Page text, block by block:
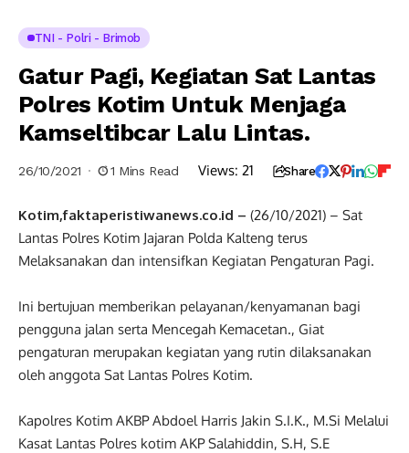
TNI - Polri - Brimob
Gatur Pagi, Kegiatan Sat Lantas
Polres Kotim Untuk Menjaga
Kamseltibcar Lalu Lintas.
26/10/2021 1 Mins Read Views: 21 Share
Kotim,faktaperistiwanews.co.id – (26/10/2021) – Sat
Lantas Polres Kotim Jajaran Polda Kalteng terus
Melaksanakan dan intensifkan Kegiatan Pengaturan Pagi.
Ini bertujuan memberikan pelayanan/kenyamanan bagi
pengguna jalan serta Mencegah Kemacetan., Giat
pengaturan merupakan kegiatan yang rutin dilaksanakan
oleh anggota Sat Lantas Polres Kotim.
Kapolres Kotim AKBP Abdoel Harris Jakin S.I.K., M.Si Melalui
Kasat Lantas Polres kotim AKP Salahiddin, S.H, S.E